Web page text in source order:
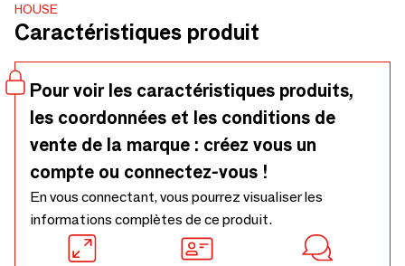
HOUSE
Caractéristiques produit
Pour voir les caractéristiques produits,
les coordonnées et les conditions de
vente de la marque : créez vous un
compte ou connectez-vous !
En vous connectant, vous pourrez visualiser les
informations complètes de ce produit.